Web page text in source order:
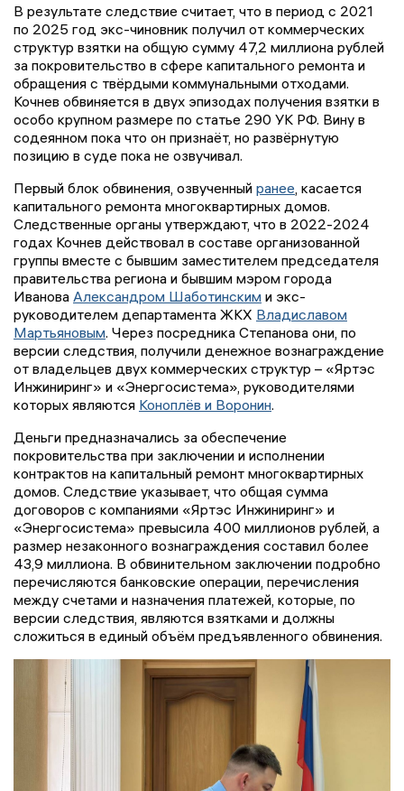
В результате следствие считает, что в период с 2021
по 2025 год экс-чиновник получил от коммерческих
структур взятки на общую сумму 47,2 миллиона рублей
за покровительство в сфере капитального ремонта и
обращения с твёрдыми коммунальными отходами.
Кочнев обвиняется в двух эпизодах получения взятки в
особо крупном размере по статье 290 УК РФ. Вину в
содеянном пока что он признаёт, но развёрнутую
позицию в суде пока не озвучивал.
Первый блок обвинения, озвученный ранее , касается
капитального ремонта многоквартирных домов.
Следственные органы утверждают, что в 2022-2024
годах Кочнев действовал в составе организованной
группы вместе с бывшим заместителем председателя
правительства региона и бывшим мэром города
Иванова Александром Шаботинским и экс-
руководителем департамента ЖКХ Владиславом
Мартьяновым. Через посредника Степанова они, по
версии следствия, получили денежное вознаграждение
от владельцев двух коммерческих структур – «Яртэс
Инжиниринг» и «Энергосистема», руководителями
которых являются Коноплёв и Воронин.
Деньги предназначались за обеспечение
покровительства при заключении и исполнении
контрактов на капитальный ремонт многоквартирных
домов. Следствие указывает, что общая сумма
договоров с компаниями «Яртэс Инжиниринг» и
«Энергосистема» превысила 400 миллионов рублей, а
размер незаконного вознаграждения составил более
43,9 миллиона. В обвинительном заключении подробно
перечисляются банковские операции, перечисления
между счетами и назначения платежей, которые, по
версии следствия, являются взятками и должны
сложиться в единый объём предъявленного обвинения.